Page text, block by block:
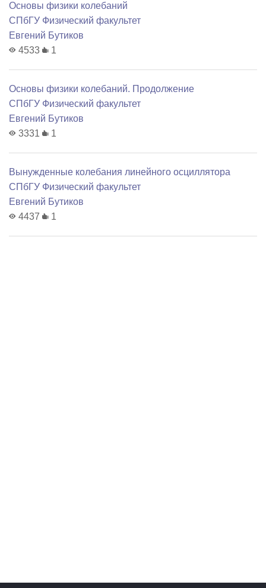
Основы физики колебаний
СПбГУ Физический факультет
Евгений Бутиков
4533
1
Основы физики колебаний. Продолжение
СПбГУ Физический факультет
Евгений Бутиков
3331
1
Вынужденные колебания линейного осциллятора
СПбГУ Физический факультет
Евгений Бутиков
4437
1